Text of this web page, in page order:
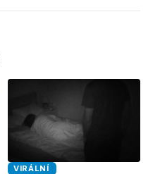
VIRÁLNÍ